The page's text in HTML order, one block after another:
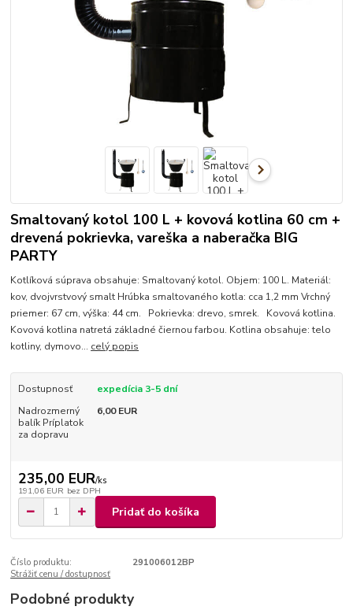
Smaltovaný kotol 100 L + kovová kotlina 60 cm +
drevená pokrievka, vareška a naberačka BIG
PARTY
Kotlíková súprava obsahuje: Smaltovaný kotol. Objem: 100 L. Materiál:
kov, dvojvrstvový smalt Hrúbka smaltovaného kotla: cca 1,2 mm Vrchný
priemer: 67 cm, výška: 44 cm. Pokrievka: drevo, smrek. Kovová kotlina.
Kovová kotlina natretá základné čiernou farbou. Kotlina obsahuje: telo
kotliny, dymovo... celý popis
Dostupnosť
expedícia 3-5 dní
Nadrozmerný
balík Príplatok
za dopravu
6,00 EUR
235,00 EUR/ks
191,06 EUR bez DPH
Pridať do košíka
Číslo produktu:
291006012BP
Strážiť cenu / dostupnosť
Podobné produkty